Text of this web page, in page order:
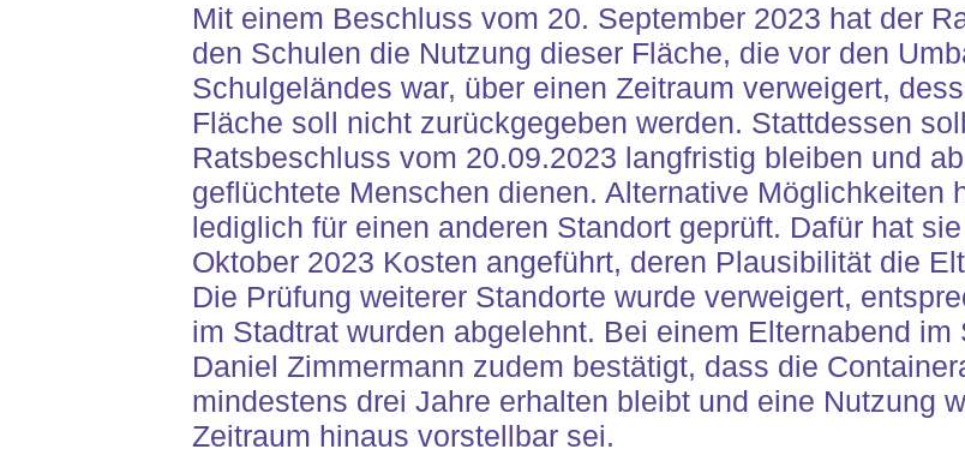
Mit einem Beschluss vom 20. September 2023 hat der
den Schulen die Nutzung dieser Fläche, die vor den
Schulgeländes war, über einen Zeitraum verweigert,
Fläche soll nicht zurückgegeben werden. Stattdessen
Ratsbeschluss vom 20.09.2023 langfristig bleiben und
geflüchtete Menschen dienen. Alternative Möglichkeiten
lediglich für einen anderen Standort geprüft. Dafür hat
Oktober 2023 Kosten angeführt, deren Plausibilität die
Die Prüfung weiterer Standorte wurde verweigert,
im Stadtrat wurden abgelehnt. Bei einem Elternabend
Daniel Zimmermann zudem bestätigt, dass die
mindestens drei Jahre erhalten bleibt und eine Nutzung
Zeitraum hinaus vorstellbar sei.